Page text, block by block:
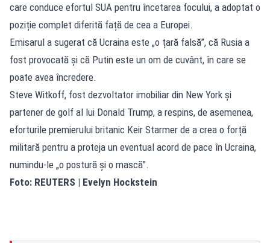
care conduce efortul SUA pentru încetarea focului, a adoptat o
poziție complet diferită față de cea a Europei.
Emisarul a sugerat că Ucraina este „o țară falsă”, că Rusia a
fost provocată și că Putin este un om de cuvânt, în care se
poate avea încredere.
Steve Witkoff, fost dezvoltator imobiliar din New York și
partener de golf al lui Donald Trump, a respins, de asemenea,
eforturile premierului britanic Keir Starmer de a crea o forță
militară pentru a proteja un eventual acord de pace în Ucraina,
numindu-le „o postură și o mască”.
Foto: REUTERS | Evelyn Hockstein